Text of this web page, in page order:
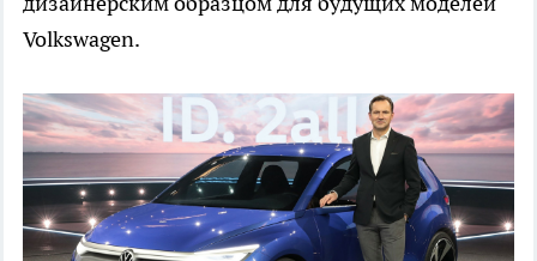
Volkswagen.